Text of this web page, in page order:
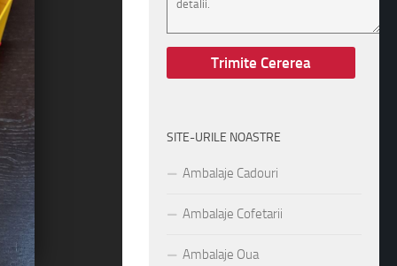
SITE-URILE NOASTRE
Ambalaje Cadouri
Ambalaje Cofetarii
Ambalaje Oua